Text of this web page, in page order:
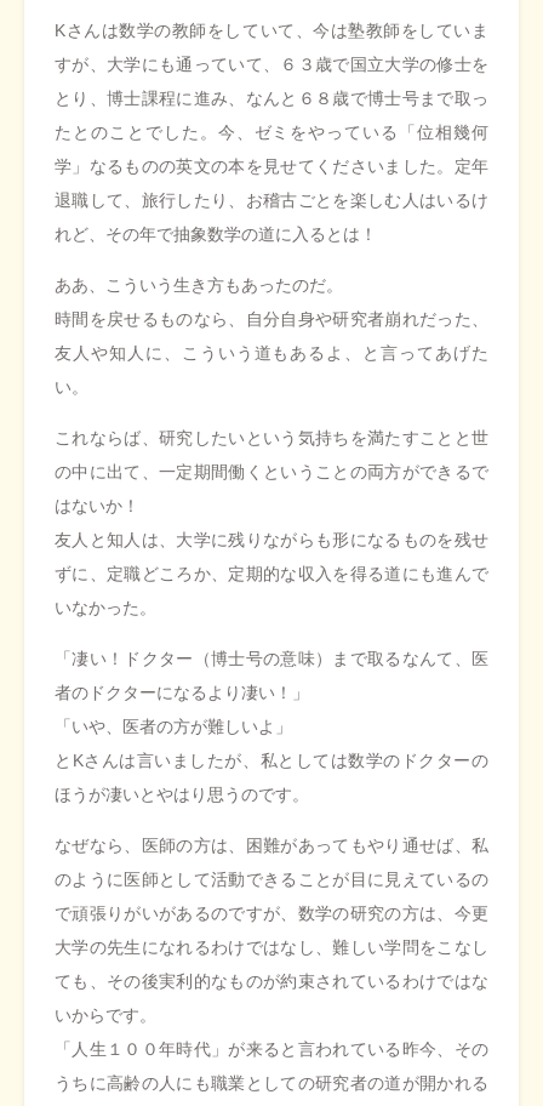
Kさんは数学の教師をしていて、今は塾教師をしていま
すが、大学にも通っていて、６３歳で国立大学の修士を
とり、博士課程に進み、なんと６８歳で博士号まで取っ
たとのことでした。今、ゼミをやっている「位相幾何
学」なるものの英文の本を見せてくださいました。定年
退職して、旅行したり、お稽古ごとを楽しむ人はいるけ
れど、その年で抽象数学の道に入るとは！
ああ、こういう生き方もあったのだ。
時間を戻せるものなら、自分自身や研究者崩れだった、
友人や知人に、こういう道もあるよ、と言ってあげた
い。
これならば、研究したいという気持ちを満たすことと世
の中に出て、一定期間働くということの両方ができるで
はないか！
友人と知人は、大学に残りながらも形になるものを残せ
ずに、定職どころか、定期的な収入を得る道にも進んで
いなかった。
「凄い！ドクター（博士号の意味）まで取るなんて、医
者のドクターになるより凄い！」
「いや、医者の方が難しいよ」
とKさんは言いましたが、私としては数学のドクターの
ほうが凄いとやはり思うのです。
なぜなら、医師の方は、困難があってもやり通せば、私
のように医師として活動できることが目に見えているの
で頑張りがいがあるのですが、数学の研究の方は、今更
大学の先生になれるわけではなし、難しい学問をこなし
ても、その後実利的なものが約束されているわけではな
いからです。
「人生１００年時代」が来ると言われている昨今、その
うちに高齢の人にも職業としての研究者の道が開かれる